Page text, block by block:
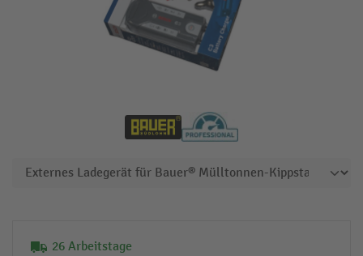
26 Arbeitstage